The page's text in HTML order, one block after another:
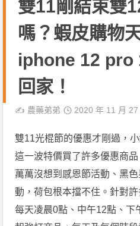
雙11剛結束雙
嗎？蝦皮購物
iphone 12 pro
回家！
✍️ 農藥弟弟 2020 年 11 月 27
雙11光棍節的優惠才剛過，
這一波特價買了許多優惠商
萬萬沒想到感恩節活動、黑
動，荷包根本擋不住。針對
每天凌晨0點、中午12點、下